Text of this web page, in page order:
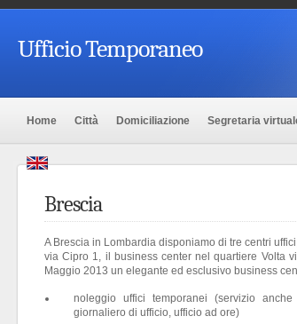
Ufficio Temporaneo
Home Città Domiciliazione Segretaria
Brescia
A Brescia in Lombardia disponiamo di tre centri
via Cipro 1, il business center nel quartiere Volta
Maggio 2013 un elegante ed esclusivo business
noleggio uffici temporanei (servizio
giornaliero di ufficio, ufficio ad ore)